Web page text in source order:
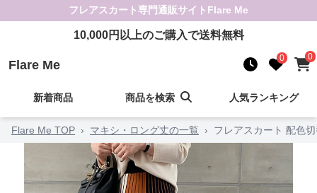
フレアスカート専門通販サイト Flare Me
10,000円以上のご購入で送料無料
Flare Me 0 0
新着商品 商品を検索 人気ランキング
Flare Me TOP › マキシ・ロング丈の一覧 › フレアスカート 配色